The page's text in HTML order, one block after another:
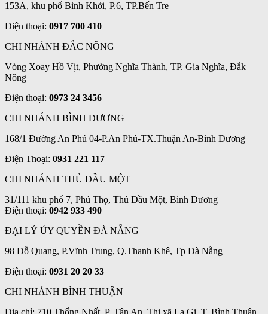
153A, khu phố Bình Khởi, P.6, TP.Bến Tre
Điện thoại: 0917 700 410
CHI NHÁNH ĐẮC NÔNG
Vòng Xoay Hồ Vịt, Phường Nghĩa Thành, TP. Gia Nghĩa, Đắk
Nông
Điện thoại: 0973 24 3456
CHI NHÁNH BÌNH DƯƠNG
168/1 Đường An Phú 04-P.An Phú-TX.Thuận An-Bình Dương
Điện Thoại: 0931 221 117
CHI NHÁNH THỦ DẦU MỘT
31/111 khu phố 7, Phú Thọ, Thủ Dầu Một, Bình Dương
Điện thoại: 0942 933 490
ĐẠI LÝ ỦY QUYỀN ĐÀ NẴNG
98 Đỗ Quang, P.Vĩnh Trung, Q.Thanh Khê, Tp Đà Nẵng
Điện thoại: 0931 20 20 33
CHI NHÁNH BÌNH THUẬN